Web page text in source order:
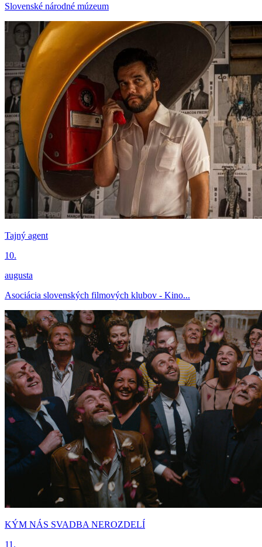
Slovenské národné múzeum
Tajný agent
10.
augusta
Asociácia slovenských filmových klubov - Kino...
KÝM NÁS SVADBA NEROZDELÍ
11.